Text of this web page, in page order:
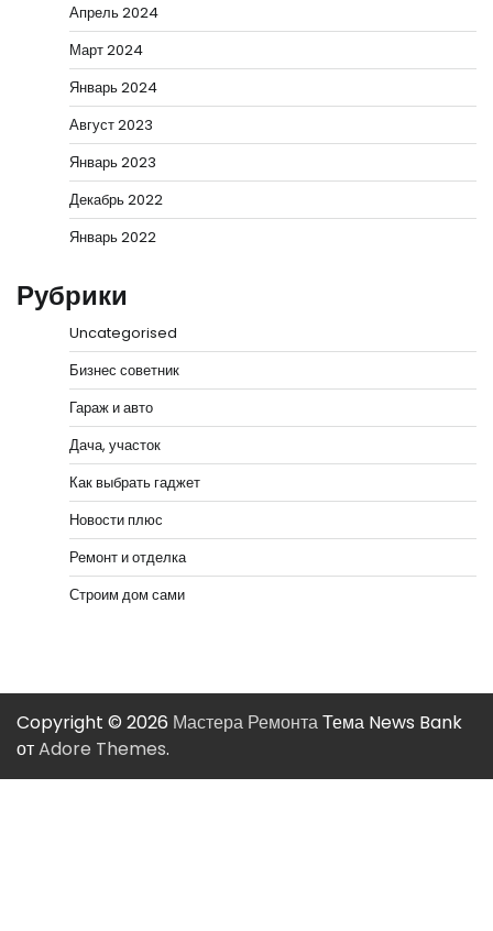
Апрель 2024
Март 2024
Январь 2024
Август 2023
Январь 2023
Декабрь 2022
Январь 2022
Рубрики
Uncategorised
Бизнес советник
Гараж и авто
Дача, участок
Как выбрать гаджет
Новости плюс
Ремонт и отделка
Строим дом сами
Copyright © 2026 Мастера РемонтаТема News Bank
отAdore Themes.